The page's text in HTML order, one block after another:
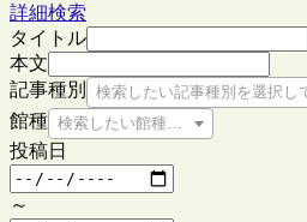
詳細検索
タイトル
本文
記事種別
検索したい記事種別を選択し
館種 検索したい館種を選択してください
投稿日
～